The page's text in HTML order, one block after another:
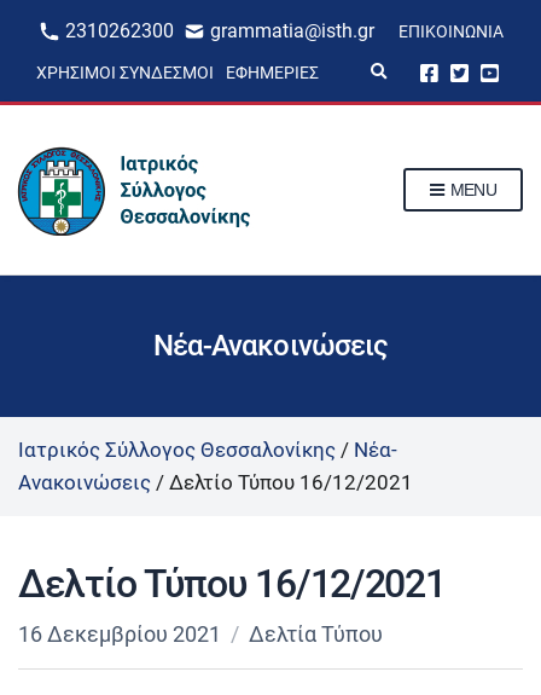
2310262300 grammatia@isth.gr ΕΠΙΚΟΙΝΩΝΊΑ
ΧΡΉΣΙΜΟΙ ΣΎΝΔΕΣΜΟΙ ΕΦΗΜΕΡΊΕΣ
p
m
MENU
Νέα-Ανακοινώσεις
Ιατρικός Σύλλογος Θεσσαλονίκης / Νέα-
Ανακοινώσεις / Δελτίο Τύπου 16/12/2021
Δελτίο Τύπου 16/12/2021
16 Δεκεμβρίου 2021 Δελτία Τύπου